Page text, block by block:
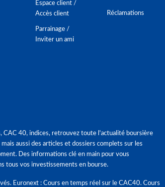
Espace client /
Accès client
Parrainage /
Inviter un ami
Réclamations
CAC 40, indices, retrouvez toute l'actualité boursière
mais aussi des articles et dossiers complets sur les
Des informations clé en main pour vous
tous vos investissements en bourse.
Euronext : Cours en temps réel sur le CAC40. Cours